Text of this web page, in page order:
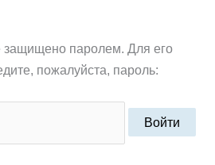
паролем. Для его
пожалуйста, пароль: